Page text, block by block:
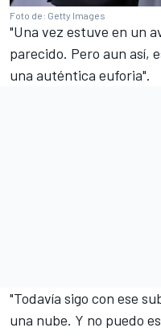
Foto de: Getty Images
"Una vez estuve en un
parecido. Pero aun así,
una auténtica euforia".
"Todavía sigo con ese
una nube. Y no puedo